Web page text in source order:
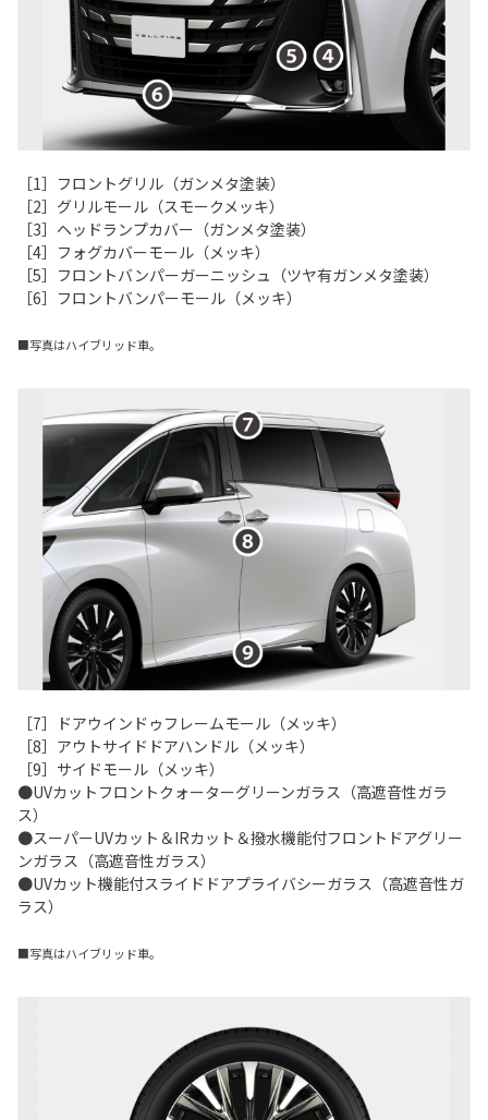
［1］フロントグリル（ガンメタ塗装）
［2］グリルモール（スモークメッキ）
［3］ヘッドランプカバー（ガンメタ塗装）
［4］フォグカバーモール（メッキ）
［5］フロントバンパーガーニッシュ（ツヤ有ガンメタ塗装）
［6］フロントバンパーモール（メッキ）
■写真はハイブリッド車。
［7］ドアウインドゥフレームモール（メッキ）
［8］アウトサイドドアハンドル（メッキ）
［9］サイドモール（メッキ）
●UVカットフロントクォーターグリーンガラス（高遮音性ガラ
ス）
●スーパーUVカット＆IRカット＆撥水機能付フロントドアグリー
ンガラス（高遮音性ガラス）
●UVカット機能付スライドドアプライバシーガラス（高遮音性ガ
ラス）
■写真はハイブリッド車。